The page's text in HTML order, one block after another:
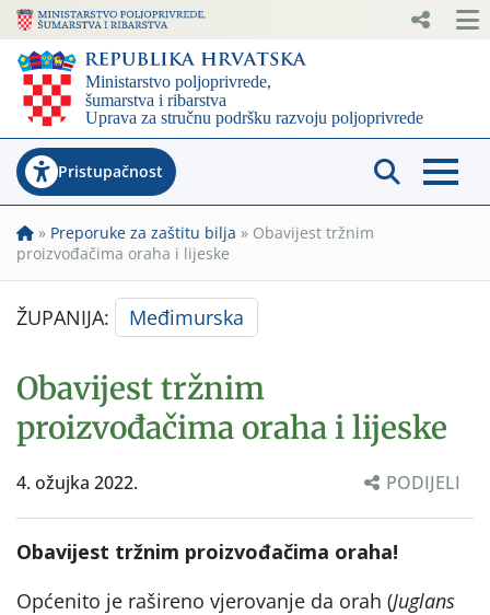
Pristupačnost
» Preporuke za zaštitu bilja » Obavijest tržnim
proizvođačima oraha i lijeske
ŽUPANIJA: Međimurska
Obavijest tržnim
proizvođačima oraha i lijeske
4. ožujka 2022. PODIJELI
Obavijest tržnim proizvođačima oraha!
Općenito je rašireno vjerovanje da orah (Juglans